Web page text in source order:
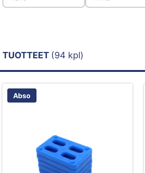
TUOTTEET (94 kpl)
Abso